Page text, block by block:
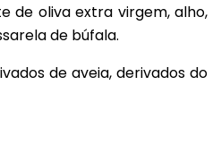
de oliva extra virgem, alho,
de búfala.
de aveia, derivados do